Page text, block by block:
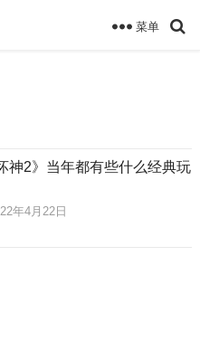
菜单
神2》当年都有些什么经典玩
年4月22日